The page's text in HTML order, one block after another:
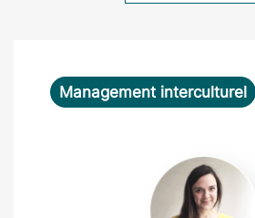
Management interculturel
Nolwenn
Anier